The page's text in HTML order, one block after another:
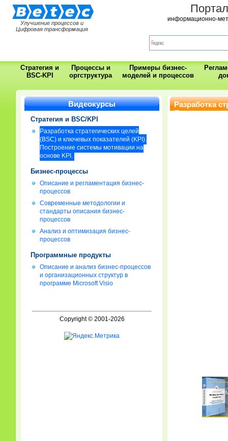
Улучшение процессов и
Цифровая трансформация
информационно-
Стратегия и
BSC-KPI
Процессы и
оргструктура
Примеры бизнес-
моделей и процессов
Видеокурсы
Стратегия и BSC/KPI
Разработка стратегических целей
(BSC) и ключевых показателей (KPI).
Построение системы мотивации на
основе KPI.
Бизнес-процессы
Описание и регламентация бизнес-
процессов
Современные методологии и
стандарты описания бизнес-
процессов
Анализ и оптимизация бизнес-
процессов
Программные продукты
Описание и анализ бизнес-процессов
и организационных структур в
программе Microsoft Visio
Copyright © 2001-2026
Разработка
Построение